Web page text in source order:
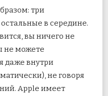
три
в середине.
вы ничего не
не можете
даже внутри
не говоря
Apple имеет